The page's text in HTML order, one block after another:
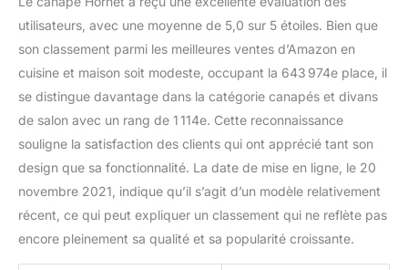
utilisateurs, avec une moyenne de 5,0 sur 5 étoiles. Bien que
son classement parmi les meilleures ventes d’Amazon en
cuisine et maison soit modeste, occupant la 643 974e place, il
se distingue davantage dans la catégorie canapés et divans
de salon avec un rang de 1 114e. Cette reconnaissance
souligne la satisfaction des clients qui ont apprécié tant son
design que sa fonctionnalité. La date de mise en ligne, le 20
novembre 2021, indique qu’il s’agit d’un modèle relativement
récent, ce qui peut expliquer un classement qui ne reflète pas
encore pleinement sa qualité et sa popularité croissante.